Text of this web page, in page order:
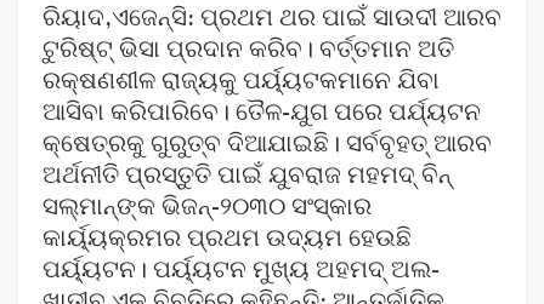
ରିୟାଦ,ଏଜେନ୍ସି: ପ୍ରଥମ ଥର ପାଇଁ ସାଉଦୀ ଆରବ
ଟୁରିଷ୍ଟ୍‍ ଭିସା ପ୍ରଦାନ କରିବ। ବର୍ତ୍ତମାନ ଅତି
ରକ୍ଷଣଶୀଳ ରାଜ୍ୟକୁ ପର୍ୟ୍ୟଟକମାନେ ଯିବା
ଆସିବା କରିପାରିବେ। ତୈଳ-ଯୁଗ ପରେ ପର୍ଯ୍ୟଟନ
କ୍ଷେତ୍ରକୁ ଗୁରୁତ୍ବ ଦିଆଯାଇଛି। ସର୍ବବୃହତ୍‌ ଆରବ
ଅର୍ଥନୀତି ପ୍ରସ୍ତୁତି ପାଇଁ ଯୁବରାଜ ମହମଦ୍‌ ବିନ୍‌
ସଲ୍‌ମାନ୍‌ଙ୍କ ଭିଜନ୍‌-୨୦୩୦ ସଂସ୍କାର
କାର୍ୟ୍ୟକ୍ରମର ପ୍ରଥମ ଉଦ୍ୟମ ହେଉଛି
ପର୍ୟ୍ୟଟନ। ପର୍ୟ୍ୟଟନ ମୁଖ୍ୟ ଅହମଦ୍‌ ଅଲ-